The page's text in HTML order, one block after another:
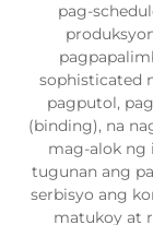
pag-
sophisticated
pagputol,
(binding), na
mag-alok ng
tugunan ang
serbisyo ang
matukoy at